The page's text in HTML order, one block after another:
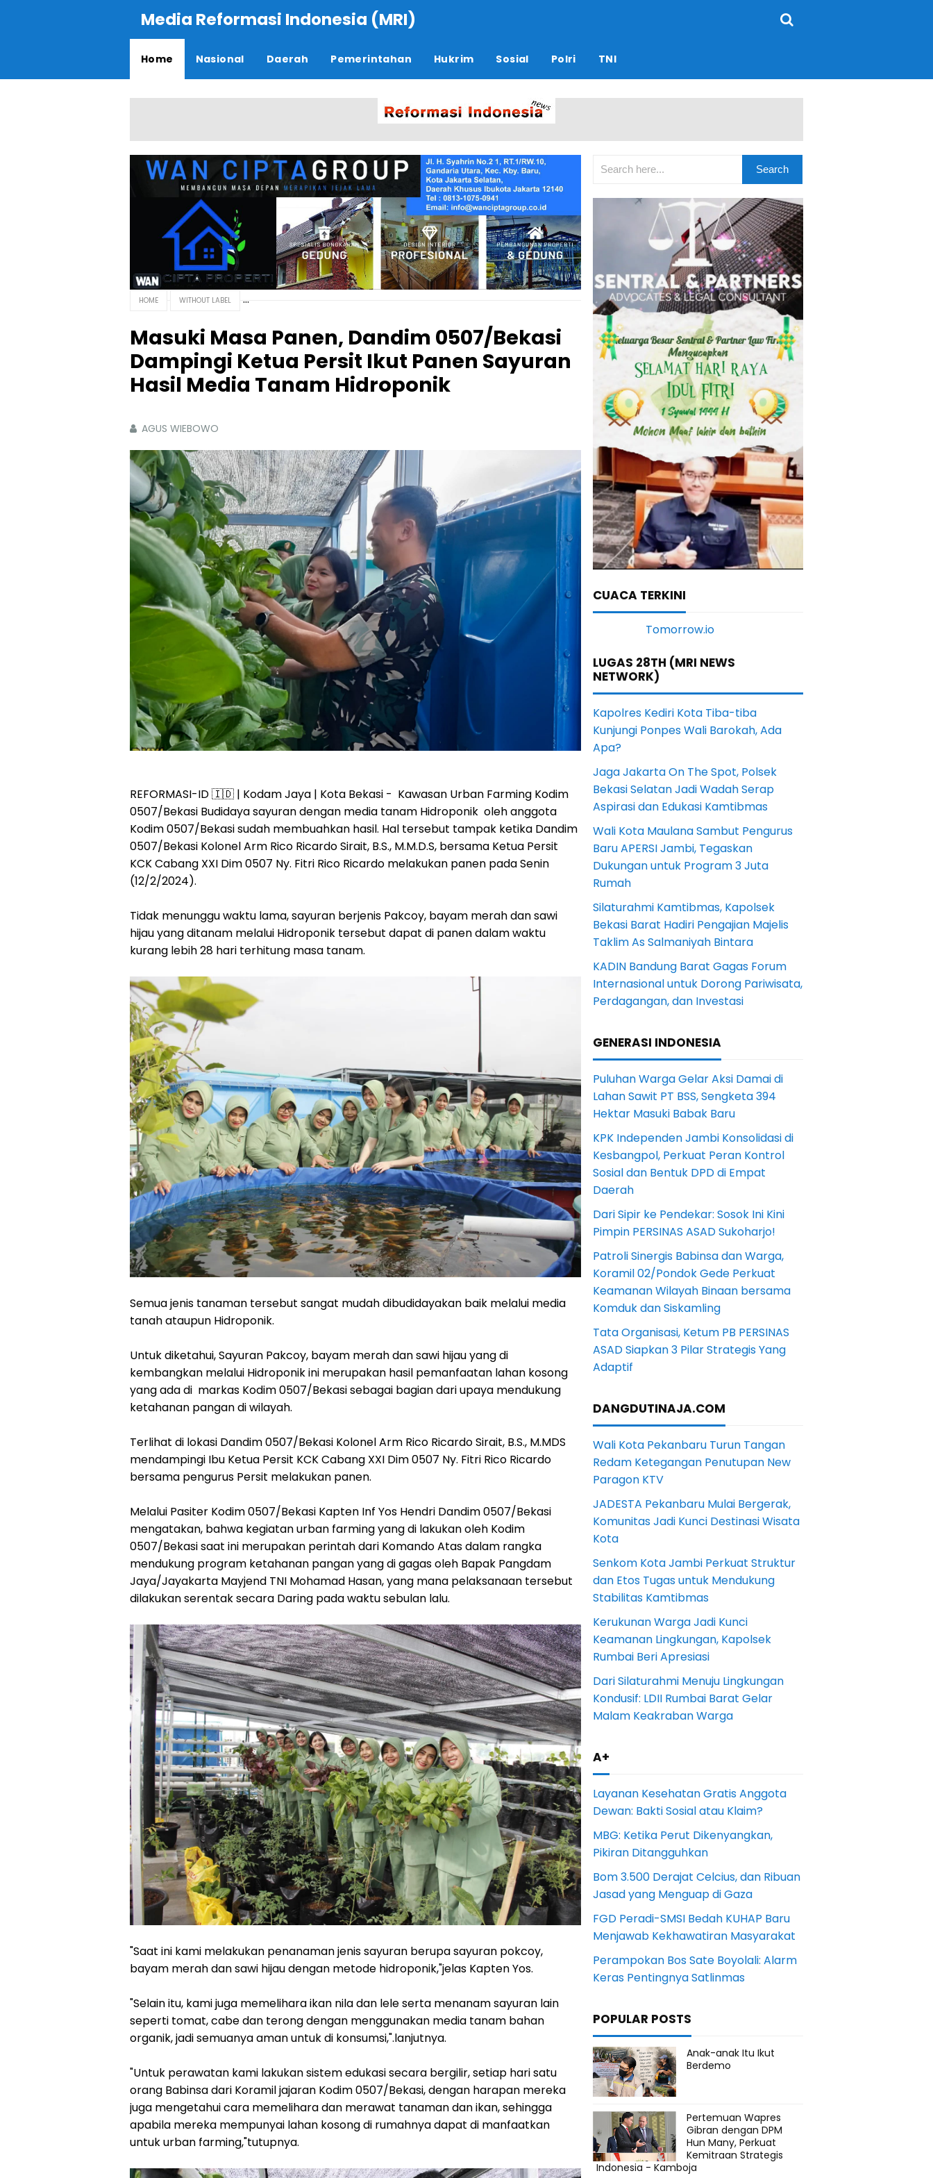
Media Reformasi Indonesia (MRI)
Home Nasional Daerah Pemerintahan Hukrim Sosial Polri TNI
HOME WITHOUT LABEL
Masuki Masa Panen, Dandim 0507/Bekasi
Dampingi Ketua Persit Ikut Panen Sayuran
Hasil Media Tanam Hidroponik
AGUS WIEBOWO
REFORMASI-ID 🇮🇩 | Kodam Jaya | Kota Bekasi - Kawasan Urban Farming Kodim
0507/Bekasi Budidaya sayuran dengan media tanam Hidroponik oleh anggota
Kodim 0507/Bekasi sudah membuahkan hasil. Hal tersebut tampak ketika Dandim
0507/Bekasi Kolonel Arm Rico Ricardo Sirait, B.S., M.M.D.S, bersama Ketua Persit
KCK Cabang XXI Dim 0507 Ny. Fitri Rico Ricardo melakukan panen pada Senin
(12/2/2024).
Tidak menunggu waktu lama, sayuran berjenis Pakcoy, bayam merah dan sawi
hijau yang ditanam melalui Hidroponik tersebut dapat di panen dalam waktu
kurang lebih 28 hari terhitung masa tanam.
Semua jenis tanaman tersebut sangat mudah dibudidayakan baik melalui media
tanah ataupun Hidroponik.
Untuk diketahui, Sayuran Pakcoy, bayam merah dan sawi hijau yang di
kembangkan melalui Hidroponik ini merupakan hasil pemanfaatan lahan kosong
yang ada di markas Kodim 0507/Bekasi sebagai bagian dari upaya mendukung
ketahanan pangan di wilayah.
Terlihat di lokasi Dandim 0507/Bekasi Kolonel Arm Rico Ricardo Sirait, B.S., M.MDS
mendampingi Ibu Ketua Persit KCK Cabang XXI Dim 0507 Ny. Fitri Rico Ricardo
bersama pengurus Persit melakukan panen.
Melalui Pasiter Kodim 0507/Bekasi Kapten Inf Yos Hendri Dandim 0507/Bekasi
mengatakan, bahwa kegiatan urban farming yang di lakukan oleh Kodim
0507/Bekasi saat ini merupakan perintah dari Komando Atas dalam rangka
mendukung program ketahanan pangan yang di gagas oleh Bapak Pangdam
Jaya/Jayakarta Mayjend TNI Mohamad Hasan, yang mana pelaksanaan tersebut
dilakukan serentak secara Daring pada waktu sebulan lalu.
"Saat ini kami melakukan penanaman jenis sayuran berupa sayuran pokcoy,
bayam merah dan sawi hijau dengan metode hidroponik,"jelas Kapten Yos.
"Selain itu, kami juga memelihara ikan nila dan lele serta menanam sayuran lain
seperti tomat, cabe dan terong dengan menggunakan media tanam bahan
organik, jadi semuanya aman untuk di konsumsi,".lanjutnya.
"Untuk perawatan kami lakukan sistem edukasi secara bergilir, setiap hari satu
orang Babinsa dari Koramil jajaran Kodim 0507/Bekasi, dengan harapan mereka
juga mengetahui cara memelihara dan merawat tanaman dan ikan, sehingga
apabila mereka mempunyai lahan kosong di rumahnya dapat di manfaatkan
untuk urban farming,"tutupnya.
CUACA TERKINI
LUGAS 28TH (MRI NEWS
NETWORK)
Kapolres Kediri Kota Tiba-tiba
Kunjungi Ponpes Wali Barokah, Ada
Apa?
Jaga Jakarta On The Spot, Polsek
Bekasi Selatan Jadi Wadah Serap
Aspirasi dan Edukasi Kamtibmas
Wali Kota Maulana Sambut Pengurus
Baru APERSI Jambi, Tegaskan
Dukungan untuk Program 3 Juta
Rumah
Silaturahmi Kamtibmas, Kapolsek
Bekasi Barat Hadiri Pengajian Majelis
Taklim As Salmaniyah Bintara
KADIN Bandung Barat Gagas Forum
Internasional untuk Dorong Pariwisata,
Perdagangan, dan Investasi
GENERASI INDONESIA
Puluhan Warga Gelar Aksi Damai di
Lahan Sawit PT BSS, Sengketa 394
Hektar Masuki Babak Baru
KPK Independen Jambi Konsolidasi di
Kesbangpol, Perkuat Peran Kontrol
Sosial dan Bentuk DPD di Empat
Daerah
Dari Sipir ke Pendekar: Sosok Ini Kini
Pimpin PERSINAS ASAD Sukoharjo!
Patroli Sinergis Babinsa dan Warga,
Koramil 02/Pondok Gede Perkuat
Keamanan Wilayah Binaan bersama
Komduk dan Siskamling
Tata Organisasi, Ketum PB PERSINAS
ASAD Siapkan 3 Pilar Strategis Yang
Adaptif
DANGDUTINAJA.COM
Wali Kota Pekanbaru Turun Tangan
Redam Ketegangan Penutupan New
Paragon KTV
JADESTA Pekanbaru Mulai Bergerak,
Komunitas Jadi Kunci Destinasi Wisata
Kota
Senkom Kota Jambi Perkuat Struktur
dan Etos Tugas untuk Mendukung
Stabilitas Kamtibmas
Kerukunan Warga Jadi Kunci
Keamanan Lingkungan, Kapolsek
Rumbai Beri Apresiasi
Dari Silaturahmi Menuju Lingkungan
Kondusif: LDII Rumbai Barat Gelar
Malam Keakraban Warga
A+
Layanan Kesehatan Gratis Anggota
Dewan: Bakti Sosial atau Klaim?
MBG: Ketika Perut Dikenyangkan,
Pikiran Ditangguhkan
Bom 3.500 Derajat Celcius, dan Ribuan
Jasad yang Menguap di Gaza
FGD Peradi-SMSI Bedah KUHAP Baru
Menjawab Kekhawatiran Masyarakat
Perampokan Bos Sate Boyolali: Alarm
Keras Pentingnya Satlinmas
POPULAR POSTS
Anak-anak Itu Ikut
Berdemo
Pertemuan Wapres
Gibran dengan DPM
Hun Many, Perkuat
Kemitraan Strategis
Indonesia - Kamboja